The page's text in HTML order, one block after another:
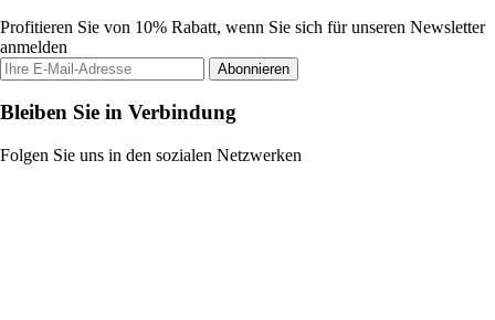
Profitieren Sie von 10% Rabatt, wenn Sie sich für unseren Newsletter
anmelden
Abonnieren
Bleiben Sie in Verbindung
Folgen Sie uns in den sozialen Netzwerken